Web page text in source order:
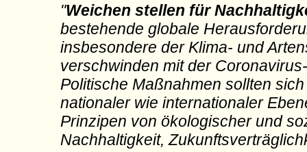
"Weichen stellen für
bestehende globale
insbesondere der Klima- und
verschwinden mit der
Politische Maßnahmen sollten
nationaler wie internationaler
Prinzipen von ökologischer und
Nachhaltigkeit,